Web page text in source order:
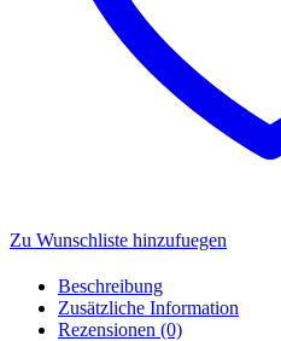
Zu Wunschliste hinzufuegen
Beschreibung
Zusätzliche Information
Rezensionen (0)